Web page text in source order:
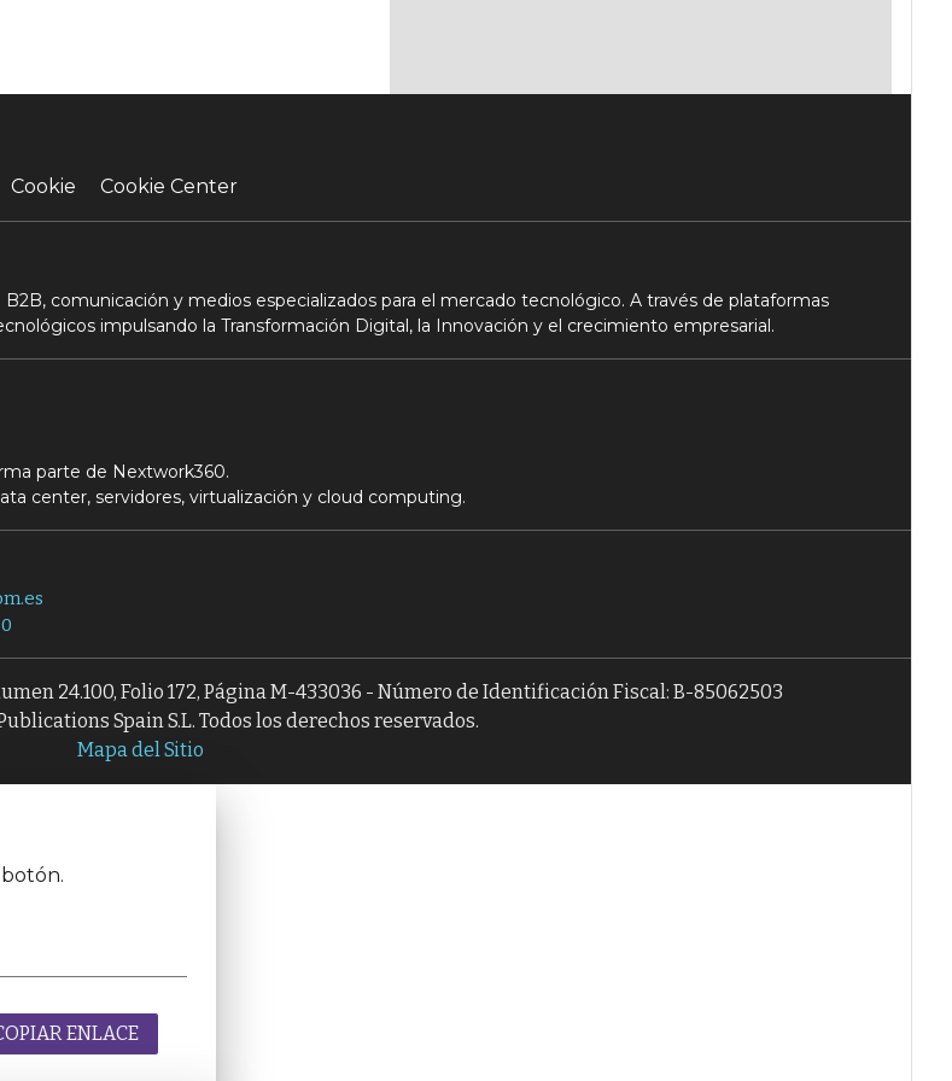
Cookie Cookie Center
comunicación y medios especializados para el mercado tecnológico. A través de plataformas
impulsando la Transformación Digital, la Innovación y el crecimiento empresarial.
parte de Nextwork360.
center, servidores, virtualización y cloud computing.
24.100, Folio 172, Página M-433036 - Número de Identificación Fiscal: B-85062503
Spain S.L. Todos los derechos reservados.
Mapa del Sitio
ENLACE